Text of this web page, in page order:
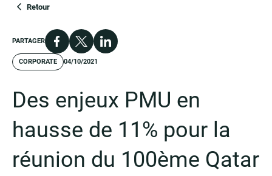
Retour
CORPORATE 04/10/2021
PARTAGER Facebook
X LinkedIn
Des enjeux PMU en
hausse de 11% pour la
réunion du 100ème Qatar